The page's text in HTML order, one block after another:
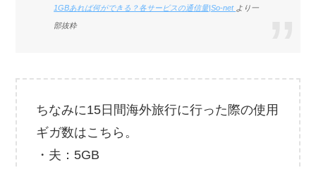
1GBあれば何ができる？各サービスの通信量|So-net より一
部抜粋
ちなみに15日間海外旅行に行った際の使用
ギガ数はこちら。
・夫：5GB